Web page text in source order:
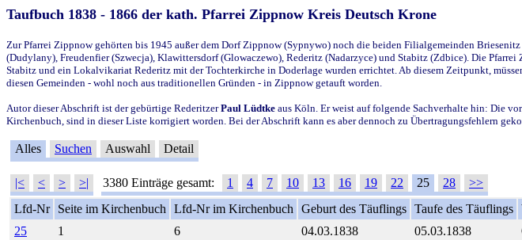
Taufbuch 1838 - 1866 der kath. Pfarrei Zippnow Kreis Deutsch Krone
Zur Pfarrei Zippnow gehörten bis 1945 außer dem Dorf Zippnow (Sypnywo) noch die beiden Filialgemeinden
(Dudylany), Freudenfier (Szwecja), Klawittersdorf (Glowaczewo), Rederitz (Nadarzyce) und Stabitz (Zdbice). Die
Stabitz und ein Lokalvikariat Rederitz mit der Tochterkirche in Doderlage wurden errichtet. Ab diesem Zeitpunkt,
diesen Gemeinden - wohl noch aus traditionellen Gründen - in Zippnow getauft worden.
Autor dieser Abschrift ist der gebürtige RederitzerPaul Lüdtke aus Köln. Er weist auf folgende Sachverhalte hin: Die
Kirchenbuch, sind in dieser Liste korrigiert worden. Bei der Abschrift kann es aber dennoch zu Übertragungsfehlern
Alles Suchen Auswahl Detail
|< < > >| 3380 Einträge gesamt: 1 4 7 10 13 16 19 22 25 28
>>
Lfd-Nr
Seite im Kirchenbuch Lfd-Nr im Kirchenbuch Geburt des Täuflings Taufe des Täuflings
25
1 6 04.03.1838 05.03.1838